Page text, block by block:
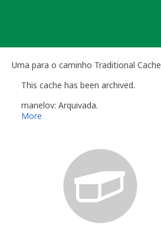
Uma para o caminho Traditional Cache
This cache has been archived.
manelov: Arquivada.
More